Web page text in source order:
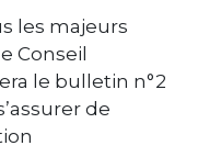
les majeurs
Conseil
le bulletin n°2
de